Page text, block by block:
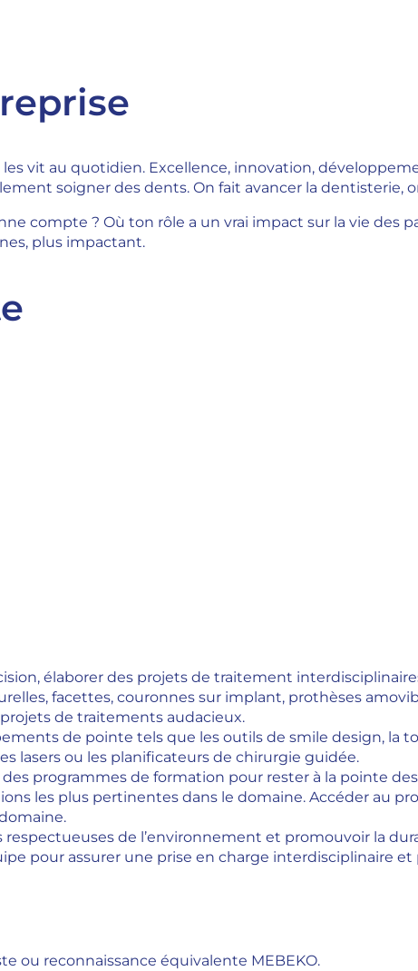
les vit au quotidien. Excellence, innovation,
soigner des dents. On fait avancer la dentisterie,
compte ? Où ton rôle a un vrai impact sur la vie des
plus impactant.
élaborer des projets de traitement
facettes, couronnes sur implant, prothèses
de traitements audacieux.
de pointe tels que les outils de smile design, la
lasers ou les planificateurs de chirurgie guidée.
programmes de formation pour rester à la pointe
les plus pertinentes dans le domaine. Accéder au
respectueuses de l’environnement et promouvoir la
pour assurer une prise en charge interdisciplinaire
ou reconnaissance équivalente MEBEKO.